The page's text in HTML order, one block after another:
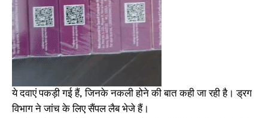
ये दवाएं पकड़ी गई हैं, जिनके नकली होने की बात कही जा रही है। ड्रग
विभाग ने जांच के लिए सैंपल लैब भेजे हैं।